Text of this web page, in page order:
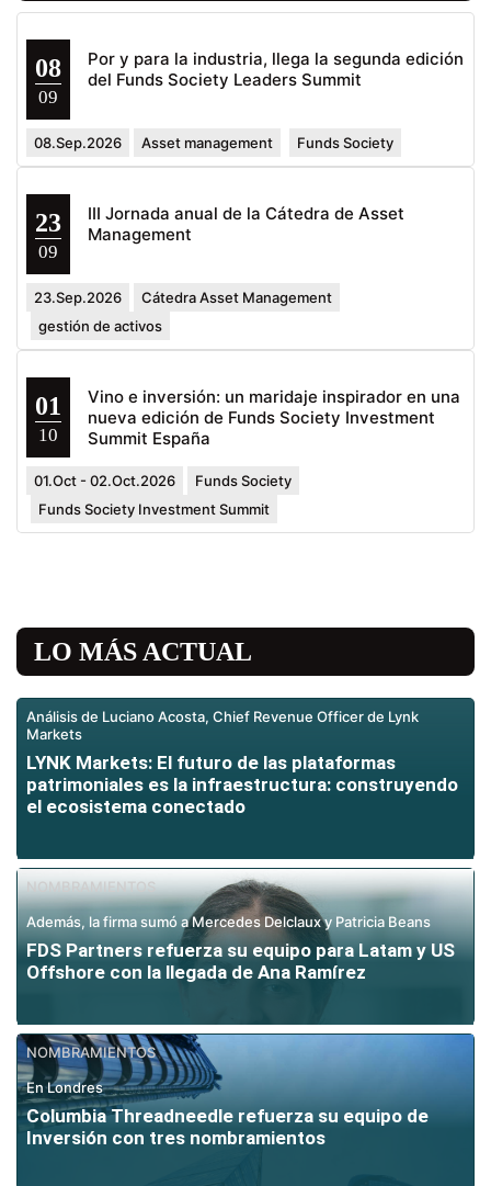
08
09
Por y para la industria, llega la segunda edición
del Funds Society Leaders Summit
08.Sep.2026 Asset management Funds Society
23
09
III Jornada anual de la Cátedra de Asset
Management
23.Sep.2026
Cátedra Asset Management
gestión de activos
01
10
Vino e inversión: un maridaje inspirador en una
nueva edición de Funds Society Investment
Summit España
01.Oct - 02.Oct.2026
Funds Society
Funds Society Investment Summit
LO MÁS ACTUAL
Análisis de Luciano Acosta, Chief Revenue Officer de Lynk
Markets
LYNK Markets: El futuro de las plataformas
patrimoniales es la infraestructura: construyendo
el ecosistema conectado
NOMBRAMIENTOS
Además, la firma sumó a Mercedes Delclaux y Patricia Beans
FDS Partners refuerza su equipo para Latam y US
Offshore con la llegada de Ana Ramírez
NOMBRAMIENTOS
En Londres
Columbia Threadneedle refuerza su equipo de
Inversión con tres nombramientos